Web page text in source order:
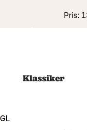
Pris:
Klassiker
GL